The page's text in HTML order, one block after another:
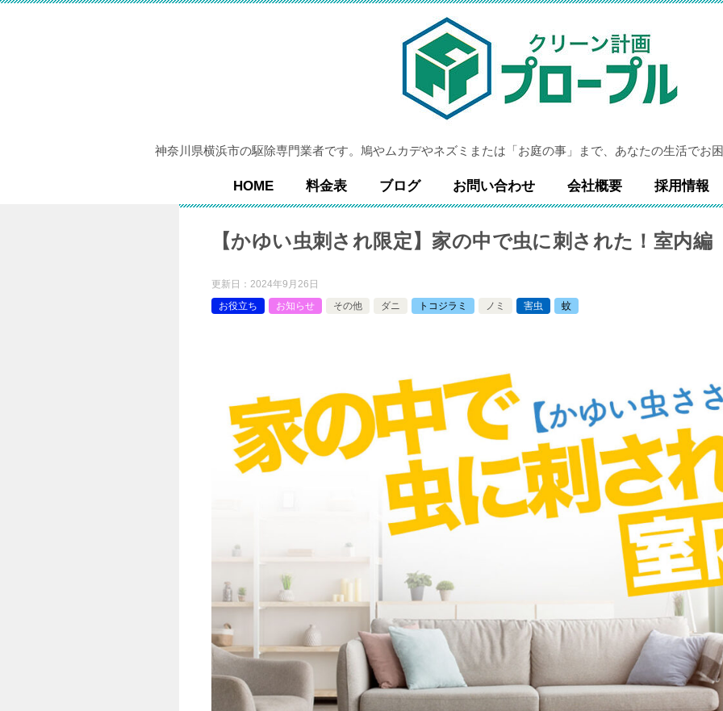
神奈川県横浜市の駆除専門業者です。鳩やムカデやネズミまたは「お庭の事」まで、あなたの生活でお
HOME 料金表 ブログ お問い合わせ 会社概要 採用情報
【かゆい虫刺され限定】家の中で虫に刺された！室内編
更新日： 2024年9月26日
お役立ち
お知らせ その他 ダニ トコジラミ ノミ 害虫 蚊